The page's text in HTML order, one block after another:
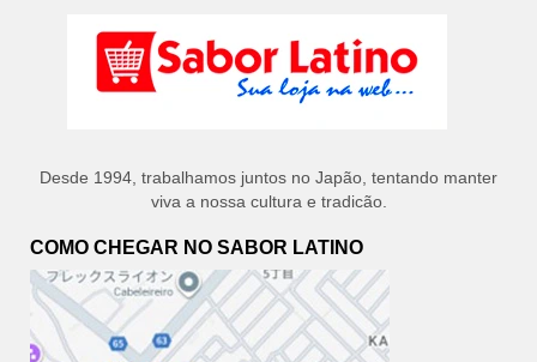
Desde 1994, trabalhamos juntos no Japão, tentando manter
viva a nossa cultura e tradicão.
COMO CHEGAR NO SABOR LATINO